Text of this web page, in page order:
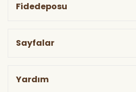
Fidedeposu
Sayfalar
Yardım